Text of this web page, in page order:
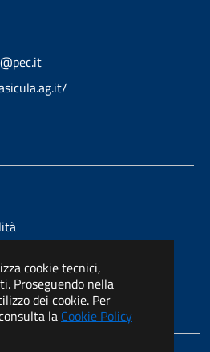
cookie tecnici,
Proseguendo nella
dei cookie. Per
la Cookie Policy